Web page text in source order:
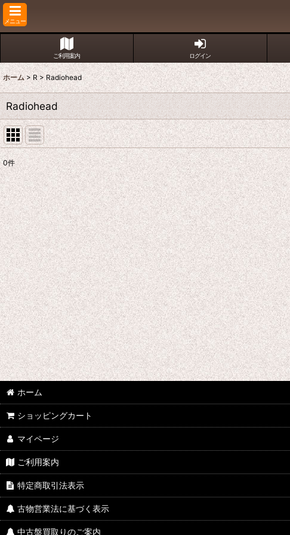
メニュー
ご利用案内 ログイン
ホーム > R > Radiohead
Radiohead
表示数:
並び順:
0件
ホーム
ショッピングカート
マイページ
ご利用案内
特定商取引法表示
古物営業法に基づく表示
中古盤買取りのご案内